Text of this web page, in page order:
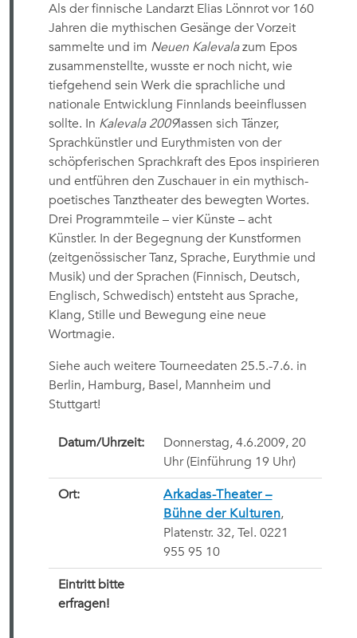
Als der finnische Landarzt Elias Lönnrot vor 160
Jahren die mythischen Gesänge der Vorzeit
sammelte und im Neuen Kalevalazum Epos
zusammenstellte, wusste er noch nicht, wie
tiefgehend sein Werk die sprachliche und
nationale Entwicklung Finnlands beeinflussen
sollte. In Kalevala 2009lassen sich Tänzer,
Sprachkünstler und Eurythmisten von der
schöpferischen Sprachkraft des Epos inspirieren
und entführen den Zuschauer in ein mythisch-
poetisches Tanztheater des bewegten Wortes.
Drei Programmteile – vier Künste – acht
Künstler. In der Begegnung der Kunstformen
(zeitgenössischer Tanz, Sprache, Eurythmie und
Musik) und der Sprachen (Finnisch, Deutsch,
Englisch, Schwedisch) entsteht aus Sprache,
Klang, Stille und Bewegung eine neue
Wortmagie.
Siehe auch weitere Tourneedaten 25.5.-7.6. in
Berlin, Hamburg, Basel, Mannheim und
Stuttgart!
Datum/Uhrzeit: Donnerstag, 4.6.2009, 20
Uhr (Einführung 19 Uhr)
Ort:
Arkadas-Theater –
Bühne der Kulturen,
Platenstr. 32, Tel. 0221
955 95 10
Eintritt bitte
erfragen!